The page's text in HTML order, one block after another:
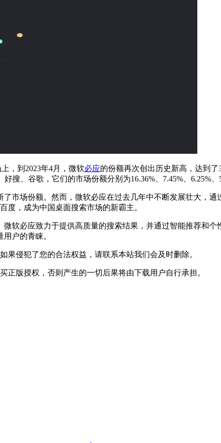
，到2023年4月，微软必应的份额再次创出历史新高，达到了
搜、谷歌，它们的市场份额分别为16.36%、7.45%、6.25%、
场份额。然而，微软必应在过去几年中不断发展壮大，通
度，成为中国桌面搜索市场的新霸主。
必应致力于提供高质量的搜索结果，并通过智能推荐和个
户的青睐。
侵犯了您的合法权益，请联系本站我们会及时删除。
版授权，否则产生的一切后果将由下载用户自行承担。